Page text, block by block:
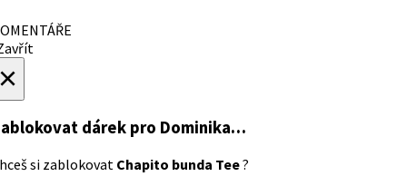
dárek pro Dominika…
si zablokovat Chapito bunda Tee?